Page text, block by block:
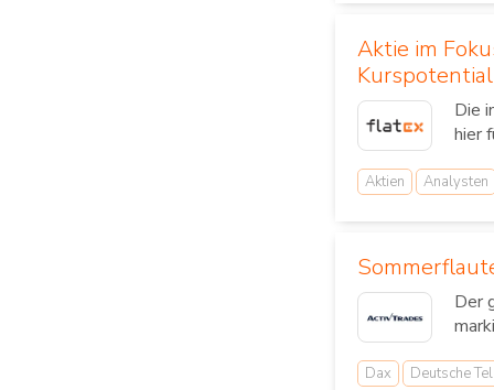
Aktie im
Kurspotential
Die
hier
Aktien Analysten
Der
Dax Deutsche